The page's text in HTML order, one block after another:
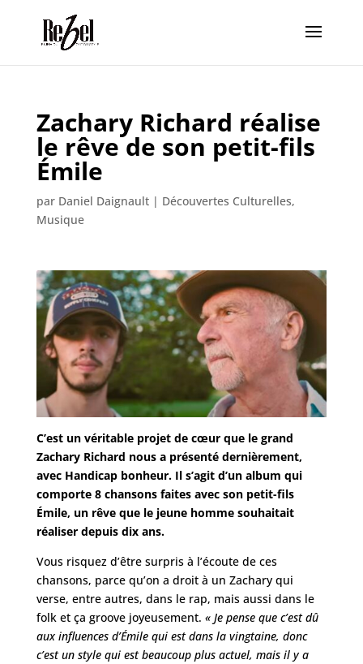
Zachary Richard réalise
le rêve de son petit-fils
Émile
par Daniel Daignault| Découvertes Culturelles,
Musique
C’est un véritable projet de cœur que le grand
Zachary Richard nous a présenté dernièrement,
avec Handicap bonheur. Il s’agit d’un album qui
comporte 8 chansons faites avec son petit-fils
Émile, un rêve que le jeune homme souhaitait
réaliser depuis dix ans.
Vous risquez d’être surpris à l’écoute de ces
chansons, parce qu’on a droit à un Zachary qui
verse, entre autres, dans le rap, mais aussi dans le
folk et ça groove joyeusement. « Je pense que c’est dû
aux influences d’Émile qui est dans la vingtaine, donc
c’est un style qui est beaucoup plus actuel, mais il y a